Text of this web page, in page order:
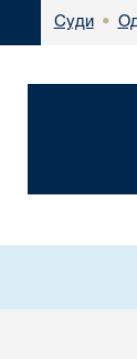
Суди •